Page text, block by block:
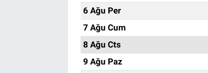
6 Ağu Per
7 Ağu Cum
8 Ağu Cts
9 Ağu Paz